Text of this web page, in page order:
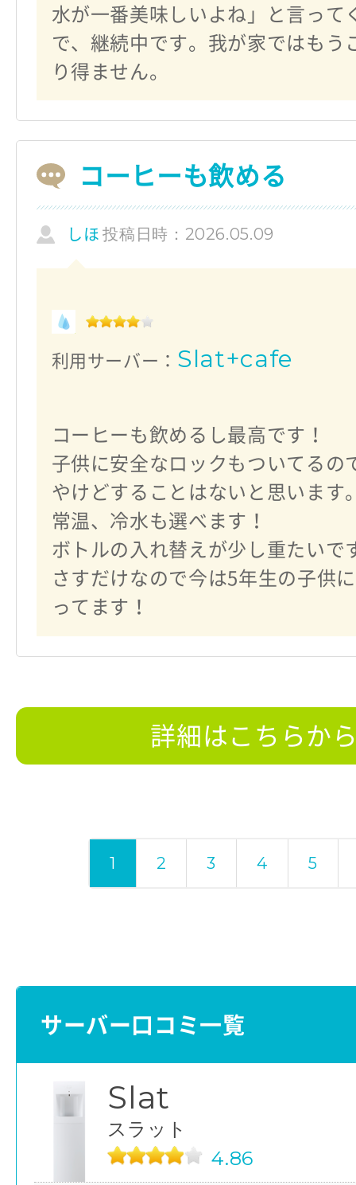
水が一番美味しいよね」と言って
で、継続中です。我が家ではもう
り得ません。
コーヒーも飲める
しほ 投稿日時：2026.05.09
利用サーバー： Slat+cafe
コーヒーも飲めるし最高です！
子供に安全なロックもついてるの
やけどすることはないと思います
常温、冷水も選べます！
ボトルの入れ替えが少し重たいで
さすだけなので今は5年生の子供
ってます！
詳細はこちらか
1 2 3 4 5
サーバー口コミ一覧
Slat
スラット
4.86